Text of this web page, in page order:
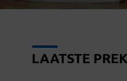
LAATSTE